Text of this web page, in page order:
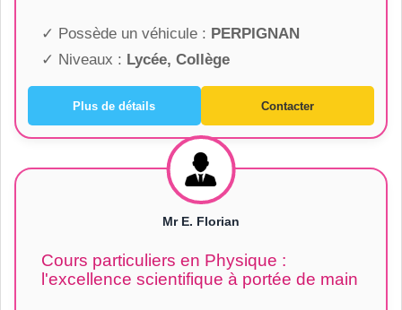
✓ Possède un véhicule : PERPIGNAN
✓ Niveaux : Lycée, Collège
Plus de détails Contacter
Mr E. Florian
Cours particuliers en Physique :
l'excellence scientifique à portée de main